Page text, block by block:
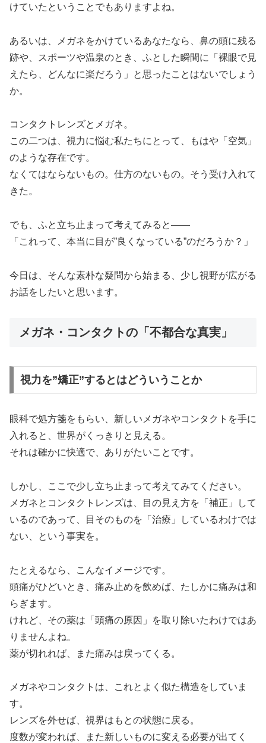
けていたということでもありますよね。
あるいは、メガネをかけているあなたなら、鼻の頭に残る
跡や、スポーツや温泉のとき、ふとした瞬間に「裸眼で見
えたら、どんなに楽だろう」と思ったことはないでしょう
か。
コンタクトレンズとメガネ。
この二つは、視力に悩む私たちにとって、もはや「空気」
のような存在です。
なくてはならないもの。仕方のないもの。そう受け入れて
きた。
でも、ふと立ち止まって考えてみると——
「これって、本当に目が”良くなっている”のだろうか？」
今日は、そんな素朴な疑問から始まる、少し視野が広がる
お話をしたいと思います。
メガネ・コンタクトの「不都合な真実」
視力を”矯正”するとはどういうことか
眼科で処方箋をもらい、新しいメガネやコンタクトを手に
入れると、世界がくっきりと見える。
それは確かに快適で、ありがたいことです。
しかし、ここで少し立ち止まって考えてみてください。
メガネとコンタクトレンズは、目の見え方を「補正」して
いるのであって、目そのものを「治療」しているわけでは
ない、という事実を。
たとえるなら、こんなイメージです。
頭痛がひどいとき、痛み止めを飲めば、たしかに痛みは和
らぎます。
けれど、その薬は「頭痛の原因」を取り除いたわけではあ
りませんよね。
薬が切れれば、また痛みは戻ってくる。
メガネやコンタクトは、これとよく似た構造をしていま
す。
レンズを外せば、視界はもとの状態に戻る。
度数が変われば、また新しいものに変える必要が出てく